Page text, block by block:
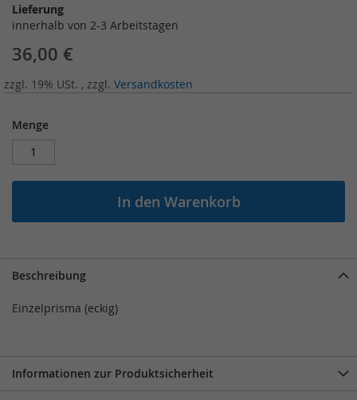
Lieferung
innerhalb von 2-3 Arbeitstagen
36,00 €
zzgl. 19% USt. , zzgl. Versandkosten
Menge
In den Warenkorb
Beschreibung
Einzelprisma (eckig)
Informationen zur Produktsicherheit